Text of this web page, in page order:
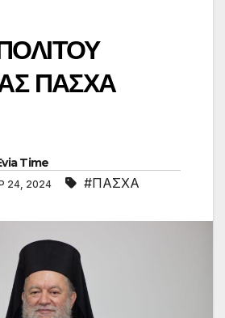
ΠΑΣΧΑ
Time
24, 2024 #ΠΑΣΧΑ